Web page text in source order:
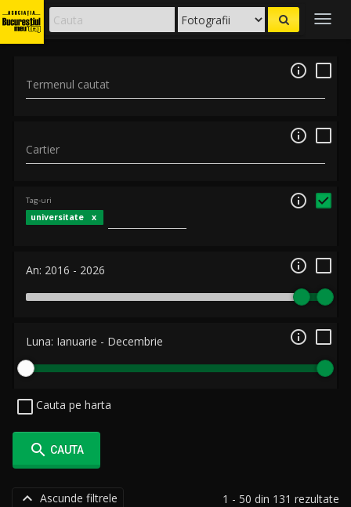
Termenul cautat

Cartier

universitate
Tag-uri 
An: 2016 - 2026 
Luna: Ianuarie - Decembrie 
Cauta pe harta
 CAUTA
 Ascunde filtrele 1 - 50 din 131 rezultate